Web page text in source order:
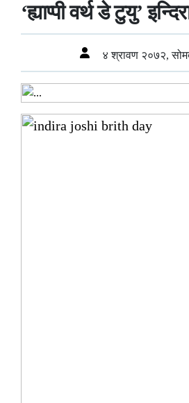
‘ह्याप्पी वर्थ डे टुयु’
४ श्रावण २०७२,